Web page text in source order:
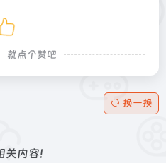
就点个赞吧
换一换
关内容!